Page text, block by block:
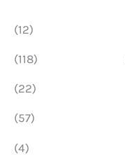
(12)
(118)
(22)
(57)
(4)